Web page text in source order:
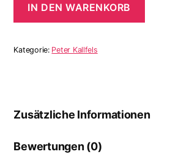
Menge
IN DEN WARENKORB
Kategorie: Peter Kallfels
Zusätzliche Informationen
Bewertungen (0)